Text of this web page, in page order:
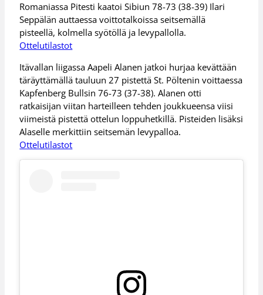
Romaniassa Pitesti kaatoi Sibiun 78-73 (38-39) Ilari
Seppälän auttaessa voittotalkoissa seitsemällä
pisteellä, kolmella syötöllä ja levypallolla.
Ottelutilastot
Itävallan liigassa Aapeli Alanen jatkoi hurjaa kevättään
täräyttämällä tauluun 27 pistettä St. Pöltenin voittaessa
Kapfenberg Bullsin 76-73 (37-38). Alanen otti
ratkaisijan viitan harteilleen tehden joukkueensa viisi
viimeistä pistettä ottelun loppuhetkillä. Pisteiden lisäksi
Alaselle merkittiin seitsemän levypalloa.
Ottelutilastot